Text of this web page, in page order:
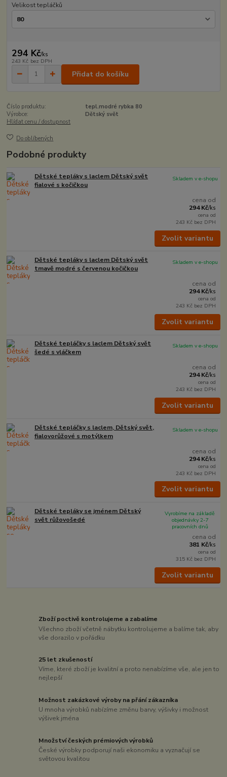
Velikost tepláčků
294 Kč/ks
243 Kč bez DPH
Přidat do košíku
Číslo produktu:
tepl.modré rybka 80
Výrobce:
Dětský svět
Hlídat cenu / dostupnost
Do oblíbených
Podobné produkty
Dětské tepláky s laclem Dětský svět
fialové s kočičkou
cena od
294 Kč/ks
cena od
243 Kč bez DPH
Skladem v e-shopu
Zvolit variantu
Dětské tepláky s laclem Dětský svět
tmavě modré s červenou kočičkou
cena od
294 Kč/ks
cena od
243 Kč bez DPH
Skladem v e-shopu
Zvolit variantu
Dětské tepláčky s laclem Dětský svět
šedé s vláčkem
cena od
294 Kč/ks
cena od
243 Kč bez DPH
Skladem v e-shopu
Zvolit variantu
Dětské tepláčky s laclem, Dětský svět,
fialovorůžové s motýlkem
cena od
294 Kč/ks
cena od
243 Kč bez DPH
Skladem v e-shopu
Zvolit variantu
Dětské tepláky se jménem Dětský
svět růžovošedé
cena od
381 Kč/ks
cena od
315 Kč bez DPH
Vyrobíme na základě
objednávky 2-7
pracovních dnů
Zvolit variantu
Zboží poctivě kontrolujeme a zabalíme
Všechno zboží včetně nábytku kontrolujeme a balíme tak, aby
vše dorazilo v pořádku
25 let zkušeností
Víme, které zboží je kvalitní a proto nenabízíme vše, ale jen to
nejlepší
Možnost zakázkové výroby na přání zákazníka
U mnoha výrobků nabízíme změnu barvy, výšivky i možnost
výšivek jména
Množství českých prémiových výrobků
České výrobky podporují naši ekonomiku a vyznačují se
světovou kvalitou